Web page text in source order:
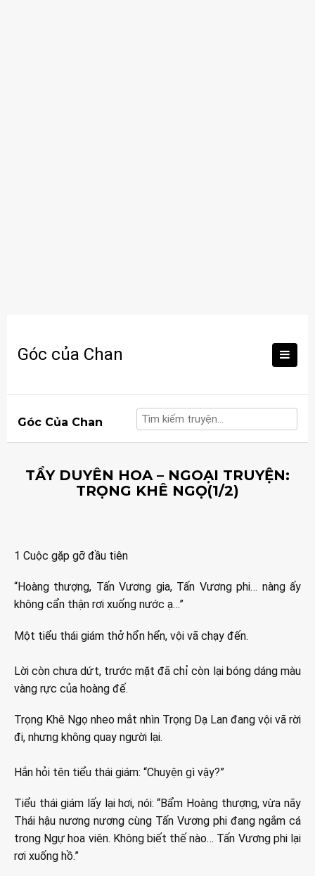
content
Góc của Chan
Góc Của Chan
TẨY DUYÊN HOA – NGOẠI TRUYỆN:
TRỌNG KHÊ NGỌ(1/2)
1 Cuộc gặp gỡ đầu tiên
“Hoàng thượng, Tấn Vương gia, Tấn Vương phi… nàng ấy
không cẩn thận rơi xuống nước ạ…”
Một tiểu thái giám thở hổn hển, vội vã chạy đến.
Lời còn chưa dứt, trước mặt đã chỉ còn lại bóng dáng màu
vàng rực của hoàng đế.
Trọng Khê Ngọ nheo mắt nhìn Trọng Dạ Lan đang vội vã rời
đi, nhưng không quay người lại.
Hắn hỏi tên tiểu thái giám: “Chuyện gì vậy?”
Tiểu thái giám lấy lại hơi, nói: “Bẩm Hoàng thượng, vừa nãy
Thái hậu nương nương cùng Tấn Vương phi đang ngắm cá
trong Ngự hoa viên. Không biết thế nào… Tấn Vương phi lại
rơi xuống hồ.”